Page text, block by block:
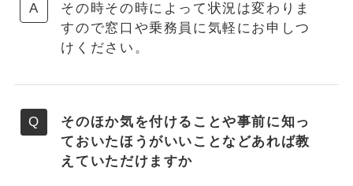
その時その時によって状況は変わりま
すので窓口や乗務員に気軽にお申しつ
けください。
そのほか気を付けることや事前に知っ
ておいたほうがいいことなどあれば教
えていただけますか